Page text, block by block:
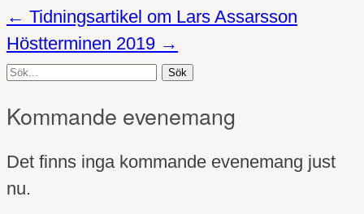
← Tidningsartikel om Lars Assarsson
Höstterminen 2019 →
Sök
Kommande evenemang
Det finns inga kommande evenemang just
nu.